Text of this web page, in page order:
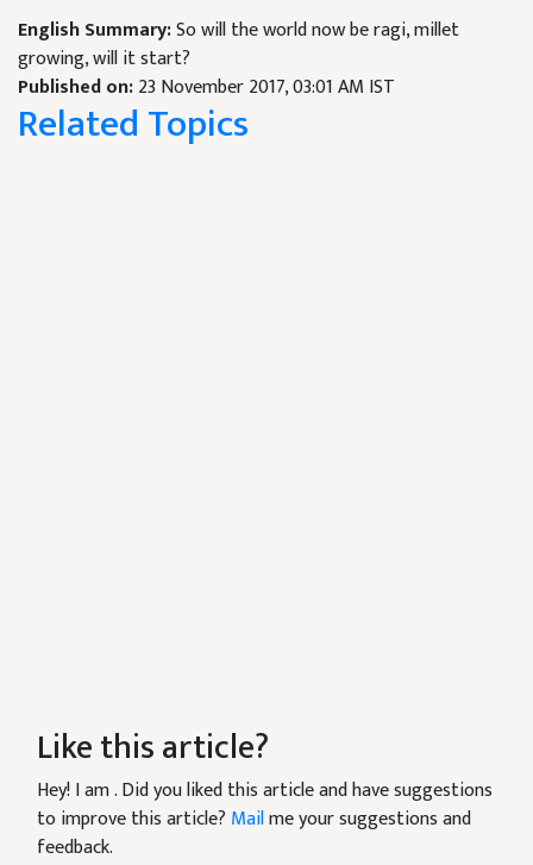
English Summary:So will the world now be ragi, millet
growing, will it start?
Published on:23 November 2017, 03:01 AM IST
Related Topics
Like this article?
Hey! I am. Did you liked this article and have suggestions
to improve this article? Mailme your suggestions and
feedback.